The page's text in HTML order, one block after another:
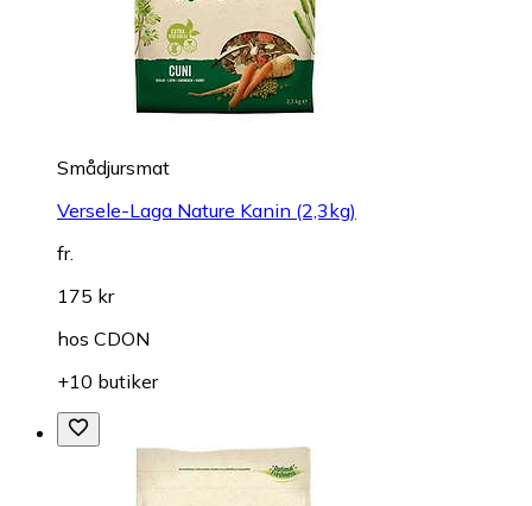
Smådjursmat
Versele-Laga Nature Kanin (2,3kg)
fr.
175 kr
hos CDON
+10 butiker